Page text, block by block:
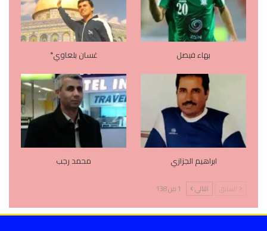
بهاء فيصل غسان بلعاوي*
ابراهيم الجزازي محمد رجب
السابق التالي 1 من 138